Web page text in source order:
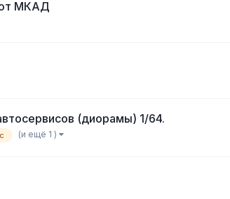
МКАД
(диорамы) 1/64.
(и ещё 1 )